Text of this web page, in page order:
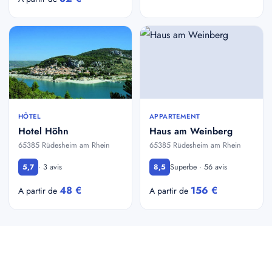
HÔTEL
Hotel Höhn
65385 Rüdesheim am Rhein
5,7 · 3 avis
A partir de 48 €
APPARTEMENT
Haus am Weinberg
65385 Rüdesheim am Rhein
8,5 Superbe · 56 avis
A partir de 156 €